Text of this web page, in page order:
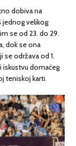
dobiva na
jednog velikog
se od 23. do 29.
dok se ona
se održava od 1.
iskustvu domaćeg
teniskoj karti.